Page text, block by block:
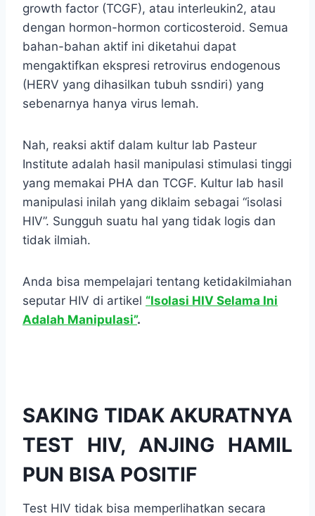
growth factor (TCGF), atau interleukin2, atau
dengan hormon-hormon corticosteroid. Semua
bahan-bahan aktif ini diketahui dapat
mengaktifkan ekspresi retrovirus endogenous
(HERV yang dihasilkan tubuh ssndiri) yang
sebenarnya hanya virus lemah.
Nah, reaksi aktif dalam kultur lab Pasteur
Institute adalah hasil manipulasi stimulasi tinggi
yang memakai PHA dan TCGF. Kultur lab hasil
manipulasi inilah yang diklaim sebagai “isolasi
HIV”. Sungguh suatu hal yang tidak logis dan
tidak ilmiah.
Anda bisa mempelajari tentang ketidakilmiahan
seputar HIV di artikel “Isolasi HIV Selama Ini
Adalah Manipulasi”.
SAKING TIDAK AKURATNYA
TEST HIV, ANJING HAMIL
PUN BISA POSITIF
Test HIV tidak bisa memperlihatkan secara